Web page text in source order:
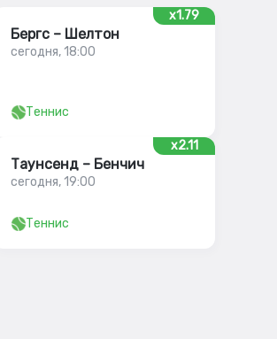
x1.79
Бергс – Шелтон
сегодня, 18:00
Теннис
x2.11
Таунсенд – Бенчич
сегодня, 19:00
Теннис